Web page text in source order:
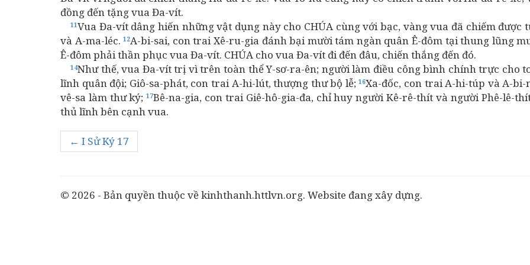
đồng đến tặng vua Đa-vít.
11Vua Đa-vít dâng hiến những vật dụng này cho CHÚA cùng với bạc, vàng vua đã chiếm được
và A-ma-léc.12A-bi-sai, con trai Xê-ru-gia đánh bại mười tám ngàn quân Ê-đôm tại thung lũng
Ê-đôm phải thần phục vua Đa-vít. CHÚA cho vua Đa-vít đi đến đâu, chiến thắng đến đó.
14Như thế, vua Đa-vít trị vì trên toàn thể Y-sơ-ra-ên; người làm điều công bình chính trực cho
lĩnh quân đội; Giô-sa-phát, con trai A-hi-lút, thượng thư bộ lễ;16Xa-đốc, con trai A-hi-túp và A-
vê-sa làm thư ký;17Bê-na-gia, con trai Giê-hô-gia-đa, chỉ huy người Kê-rê-thít và người Phê-lê-
thủ lĩnh bên cạnh vua.
← I Sử Ký 17
© 2026 - Bản quyền thuộc về kinhthanh.httlvn.org. Website đang xây dựng.